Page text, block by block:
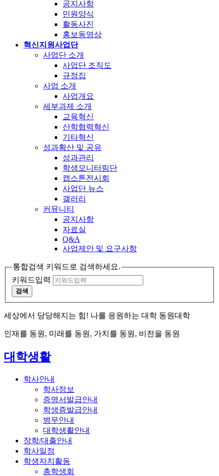
공지사항
민원양식
활동사진
홍보동영상
혁신지원사업단
사업단 소개
사업단 조직도
규정집
사업 소개
사업개요
세부과제 소개
교육혁신
산학협력혁신
기타혁신
성과확산 및 공유
성과관리
학생모니터링단
캡스톤전시회
사업단 뉴스
갤러리
커뮤니티
공지사항
자료실
Q&A
사업제안 및 요구사항
통합검색 키워드로 검색하세요.
키워드입력
검색
세상에서 당당해지는 힘! 나를 응원하는 대학 동원대학
인재를 동원, 미래를 동원, 가치를 동원, 비전을 동원
대학생활
학사안내
학사정보
증명서발급안내
학생증발급안내
병무안내
대학생활안내
장학/대출안내
학사일정
학생자치활동
총학생회